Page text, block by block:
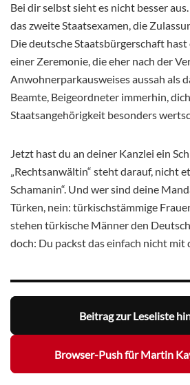
Bei dir selbst sieht es nicht besser
das zweite Staatsexamen, die
Die deutsche Staatsbürgerschaft
einer Zeremonie, die eher nach der
Anwohnerparkausweises aussah als
Beamte, Beigeordneter immerhin,
Staatsangehörigkeit besonders
Jetzt hast du an deiner Kanzlei ein
„Rechtsanwältin“ steht darauf, nicht
Schamanin“. Und wer sind deine
Türken, nein: türkischstämmige
stehen türkische Männer den
doch: Du packst das einfach nicht
Beitrag zur Leseliste
Browser-Push für Martin